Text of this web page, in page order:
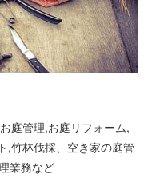
庭管理,お庭リフォーム,
,竹林伐採、空き家の庭管
業務など